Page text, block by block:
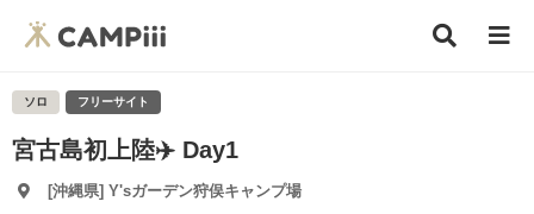
ソロ フリーサイト
宮古島初上陸✈️ Day1
[沖縄県] Y'sガーデン狩俣キャンプ場